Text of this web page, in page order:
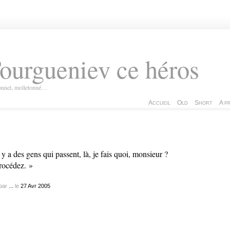
ce héros
molletonné…
Accueil Old Short A
a des gens qui passent, là, je fais quoi, monsieur ?
»
le 27 Avr 2005